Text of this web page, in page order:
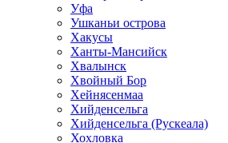
Уфа
Ушканьи острова
Хакусы
Ханты-Мансийск
Хвалынск
Хвойный Бор
Хейнясенмаа
Хийденсельга
Хийденсельга (Рускеала)
Хохловка